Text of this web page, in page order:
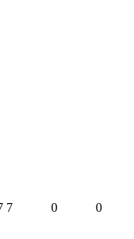
7 0 0